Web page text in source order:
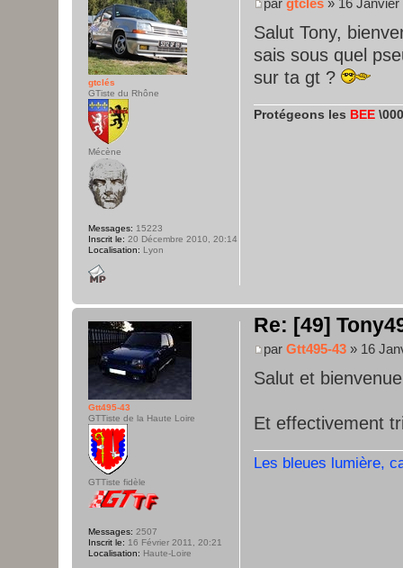
Salut Tony,
sais sous quel
sur ta gt ?
Protégeons les BEE
gtclés
GTiste du Rhône
Mécène
Messages: 15223
Inscrit le: 20 Décembre 2010, 20:14
Localisation: Lyon
Re: [49]
par Gtt495-43 » 16
Salut et
Et effectivement
Les bleues lumière,
Gtt495-43
GTTiste de la Haute Loire
GTTiste fidèle
Messages: 2507
Inscrit le: 16 Février 2011, 20:21
Localisation: Haute-Loire